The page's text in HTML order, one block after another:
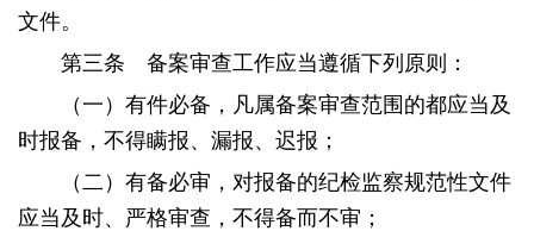
文件。
第三条 备案审查工作应当遵循下列原则：
（一）有件必备，凡属备案审查范围的都应当及
时报备，不得瞒报、漏报、迟报；
（二）有备必审，对报备的纪检监察规范性文件
应当及时、严格审查，不得备而不审；